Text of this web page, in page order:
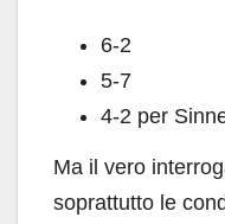
6-2
5-7
4-2 per
Ma il vero
soprattutto le